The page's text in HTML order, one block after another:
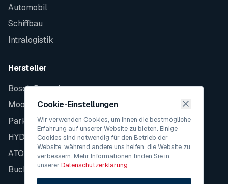
Automobil
Schiffbau
Intralogistik
Hersteller
Bosch Rexroth
Moog
Parker
HYDAC
ATOS
Bucher
Cookie-Einstellungen
Wir verwenden Cookies, um Ihnen die bestmögliche
Erfahrung auf unserer Website zu bieten. Einige
Cookies sind notwendig für den Betrieb der
Website, während andere uns helfen, die Website zu
verbessern. Mehr Informationen finden Sie in
unsererDatenschutzerklärung